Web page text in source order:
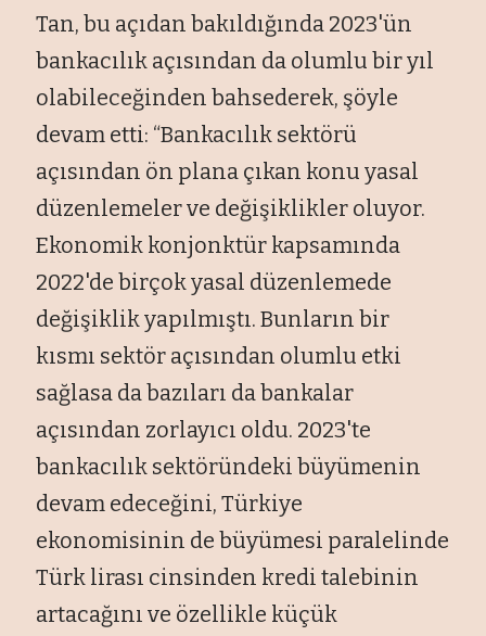
Tan, bu açıdan bakıldığında 2023'ün
bankacılık açısından da olumlu bir yıl
olabileceğinden bahsederek, şöyle
devam etti: “Bankacılık sektörü
açısından ön plana çıkan konu yasal
düzenlemeler ve değişiklikler oluyor.
Ekonomik konjonktür kapsamında
2022'de birçok yasal düzenlemede
değişiklik yapılmıştı. Bunların bir
kısmı sektör açısından olumlu etki
sağlasa da bazıları da bankalar
açısından zorlayıcı oldu. 2023'te
bankacılık sektöründeki büyümenin
devam edeceğini, Türkiye
ekonomisinin de büyümesi paralelinde
Türk lirası cinsinden kredi talebinin
artacağını ve özellikle küçük